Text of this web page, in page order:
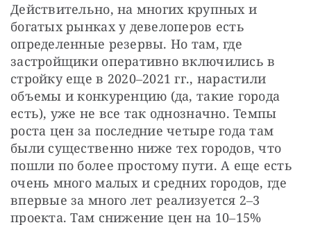
Действительно, на многих крупных и
богатых рынках у девелоперов есть
определенные резервы. Но там, где
застройщики оперативно включились в
стройку еще в 2020‒2021 гг., нарастили
объемы и конкуренцию (да, такие города
есть), уже не все так однозначно. Темпы
роста цен за последние четыре года там
были существенно ниже тех городов, что
пошли по более простому пути. А еще есть
очень много малых и средних городов, где
впервые за много лет реализуется 2‒3
проекта. Там снижение цен на 10‒15%